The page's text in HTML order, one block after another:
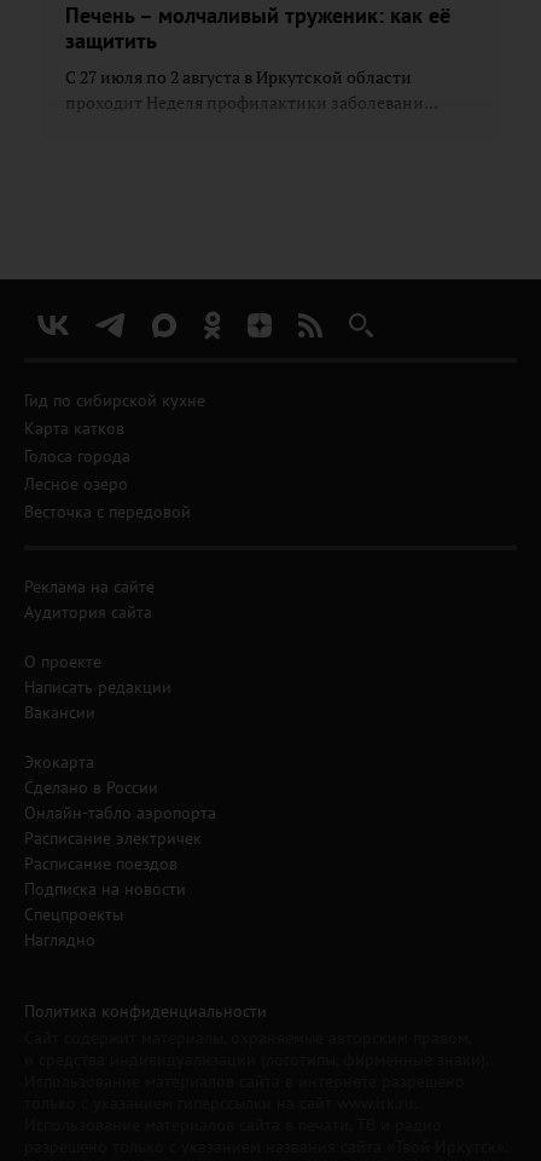
Печень – молчаливый труженик: как её
защитить
С 27 июля по 2 августа в Иркутской области
проходит Неделя профилактики заболевани...
Гид по сибирской кухне
Карта катков
Голоса города
Лесное озеро
Весточка с передовой
Реклама на сайте
Аудитория сайта
О проекте
Написать редакции
Вакансии
Экокарта
Сделано в России
Онлайн-табло аэропорта
Расписание электричек
Расписание поездов
Подписка на новости
Спецпроекты
Наглядно
Политика конфиденциальности